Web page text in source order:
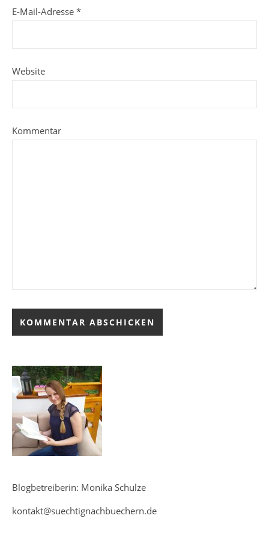
E-Mail-Adresse *
Website
Kommentar
Blogbetreiberin: Monika Schulze
kontakt@suechtignachbuechern.de